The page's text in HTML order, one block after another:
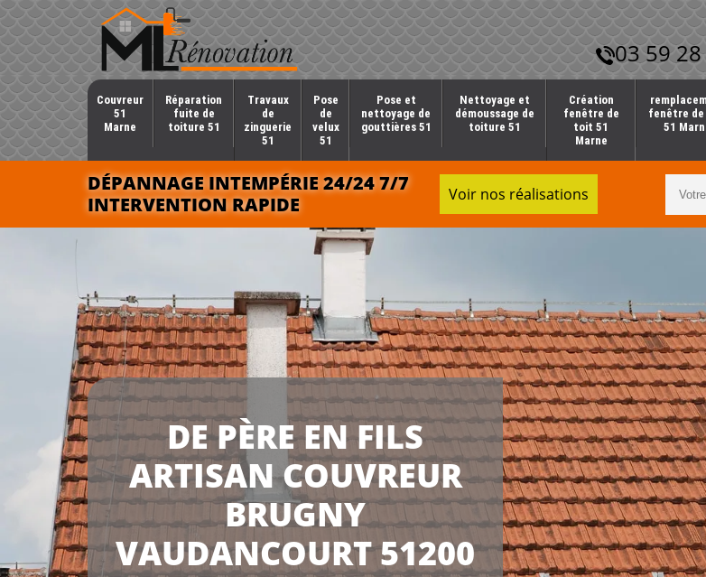
03 59
Couvreur
51
Marne
Réparation
fuite de
toiture 51
Travaux
de
zinguerie
51
Pose
de
velux
51
Pose et
nettoyage de
gouttières 51
Nettoyage et
démoussage de
toiture 51
Création
fenêtre de
toit 51
Marne
fenêtre
51
DÉPANNAGE INTEMPÉRIE 24/24 7/7
INTERVENTION RAPIDE
Voir nos réalisations
DE PÈRE EN FILS
ARTISAN COUVREUR
BRUGNY
VAUDANCOURT 51200